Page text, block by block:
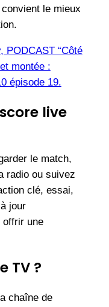
le mieux
PODCAST “Côté
montée :
épisode 19.
live
le match,
radio ou suivez
clé, essai,
jour
offrir une
TV ?
chaîne de